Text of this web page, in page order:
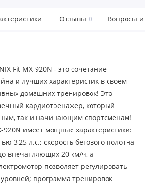
Отзывы 0 Вопросы и
Fit MX-920N - это сочетание
и лучших характеристик в своем
домашних тренировок! Это
кардиотренажер, который
так и начинающим спортсменам!
920N имеет мощные характеристики:
3,25 л.с.; скорость бегового полотна
впечатляющих 20 км/ч, а
позволяет регулировать
уровней; программа тренировок